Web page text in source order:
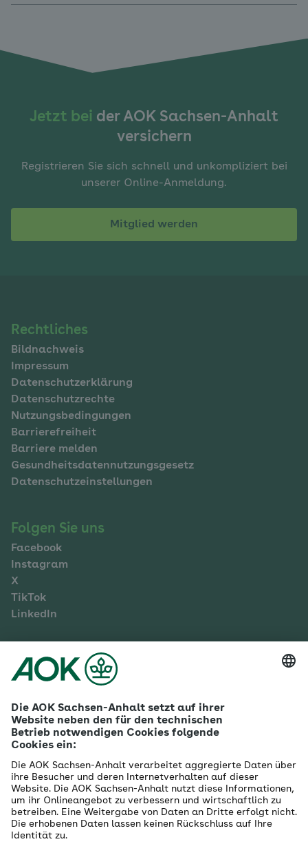
Jetzt bei der AOK Sachsen-Anhalt
versichern
Registrieren Sie sich schnell und unkompliziert bei
unserer Online-Anmeldung.
Mitglied werden
Navigation
im
Fußbereich
Rechtliches
Bildnachweis
Impressum
Datenschutzerklärung
Datenschutzrechte
Nutzungsbedingungen
Barrierefreiheit
Barriere melden
Gesundheitsdatennutzungsgesetz
Datenschutzeinstellungen
Folgen Sie uns
Facebook
Instagram
X
TikTok
LinkedIn
Mehr zur AOK Sachsen-Anhalt
Karriere
Betriebliches Gesundheitsmanagement
Firmenkunden
Gesundheitspartner
Betreuer- & Bevollmächtigte
Die AOK - Wir über uns
Grounding Page
Innovationsportal
Presse